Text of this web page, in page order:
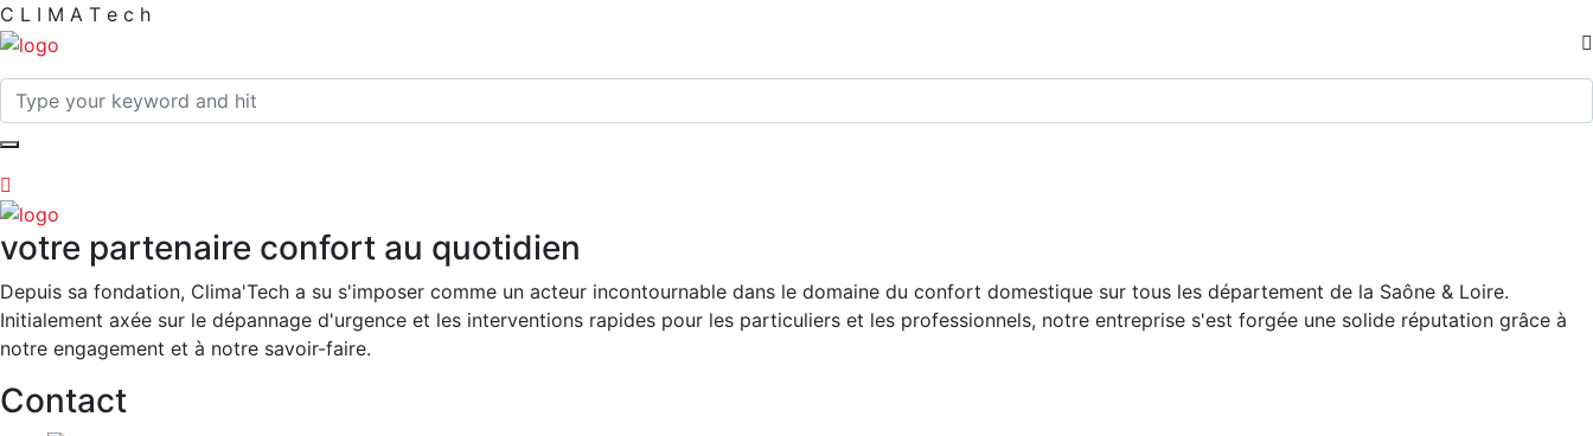
C L I M A T e c h
votre partenaire confort au quotidien
Depuis sa fondation, Clima'Tech a su s'imposer comme un acteur incontournable dans le domaine du confort domestique sur tous les département de la Saône & Loire.
Initialement axée sur le dépannage d'urgence et les interventions rapides pour les particuliers et les professionnels, notre entreprise s'est forgée une solide réputation grâce à
notre engagement et à notre savoir-faire.
Contact